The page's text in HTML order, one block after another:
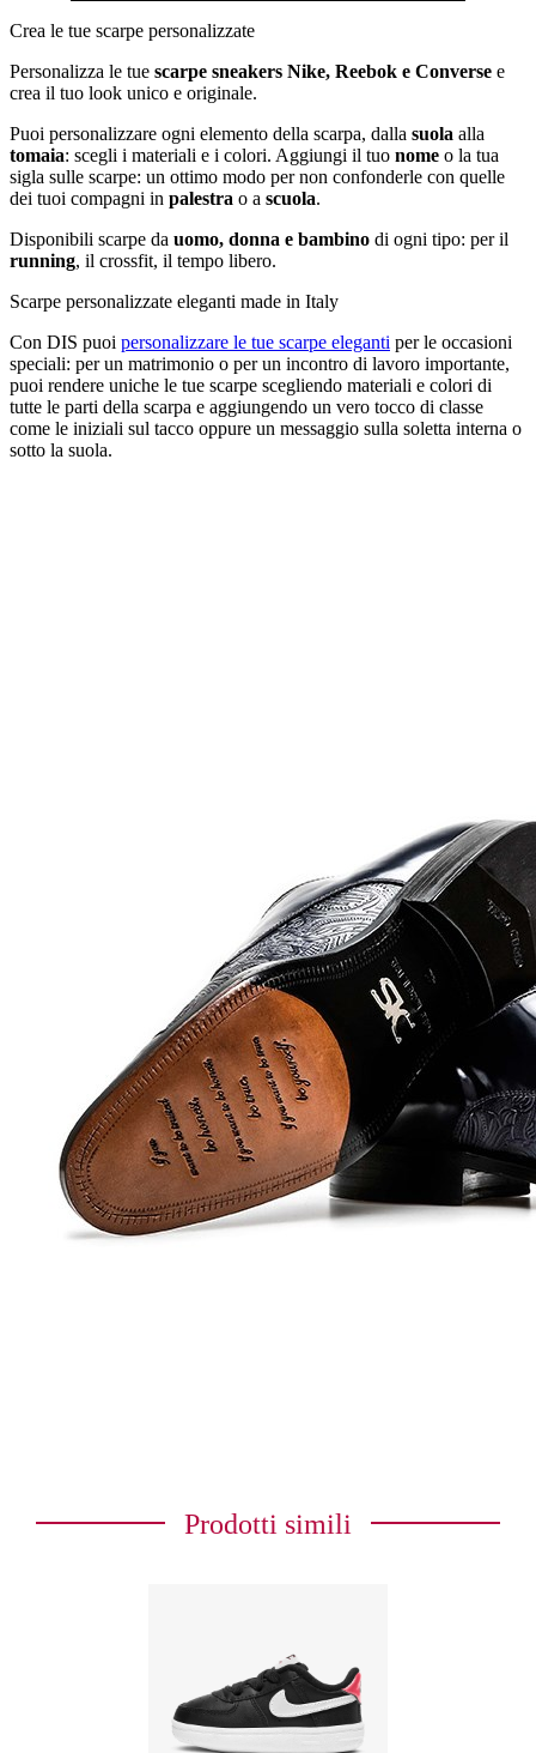
Crea le tue scarpe personalizzate
Personalizza le tue scarpe sneakers Nike, Reebok e Converse e
crea il tuo look unico e originale.
Puoi personalizzare ogni elemento della scarpa, dalla suola alla
tomaia: scegli i materiali e i colori. Aggiungi il tuo nome o la tua
sigla sulle scarpe: un ottimo modo per non confonderle con quelle
dei tuoi compagni in palestra o a scuola.
Disponibili scarpe da uomo, donna e bambino di ogni tipo: per il
running, il crossfit, il tempo libero.
Scarpe personalizzate eleganti made in Italy
Con DIS puoi personalizzare le tue scarpe eleganti per le occasioni
speciali: per un matrimonio o per un incontro di lavoro importante,
puoi rendere uniche le tue scarpe scegliendo materiali e colori di
tutte le parti della scarpa e aggiungendo un vero tocco di classe
come le iniziali sul tacco oppure un messaggio sulla soletta interna o
sotto la suola.
Prodotti simili